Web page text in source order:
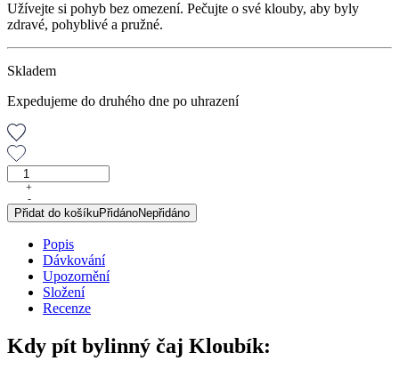
Užívejte si pohyb bez omezení. Pečujte o své klouby, aby byly
zdravé, pohyblivé a pružné.
Skladem
Expedujeme do druhého dne po uhrazení
Kloubík®,
porcovaný
čaj,
30
množství
+
-
Přidat do košíkuPřidánoNepřidáno
Popis
Dávkování
Upozornění
Složení
Recenze
Kdy pít bylinný čaj Kloubík: